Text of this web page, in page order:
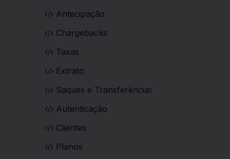
Antecipação
Chargebacks
Taxas
Extrato
Saques e Transferências
Autenticação
Clientes
Planos